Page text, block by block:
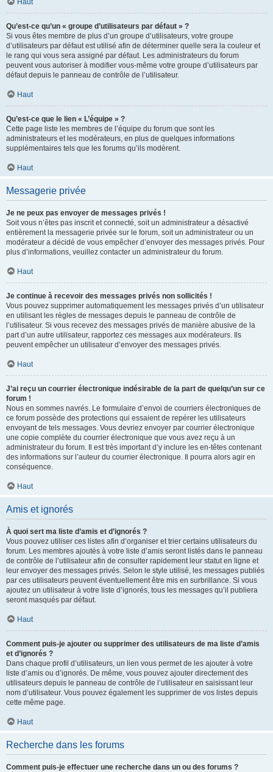
Haut
Qu’est-ce qu’un « groupe d’utilisateurs par défaut » ?
Si vous êtes membre de plus d’un groupe d’utilisateurs, votre groupe
d’utilisateurs par défaut est utilisé afin de déterminer quelle sera la couleur et
le rang qui vous sera assigné par défaut. Les administrateurs du forum
peuvent vous autoriser à modifier vous-même votre groupe d’utilisateurs par
défaut depuis le panneau de contrôle de l’utilisateur.
Haut
Qu’est-ce que le lien « L’équipe » ?
Cette page liste les membres de l’équipe du forum que sont les
administrateurs et les modérateurs, en plus de quelques informations
supplémentaires tels que les forums qu’ils modèrent.
Haut
Messagerie privée
Je ne peux pas envoyer de messages privés !
Soit vous n’êtes pas inscrit et connecté, soit un administrateur a désactivé
entièrement la messagerie privée sur le forum, soit un administrateur ou un
modérateur a décidé de vous empêcher d’envoyer des messages privés. Pour
plus d’informations, veuillez contacter un administrateur du forum.
Haut
Je continue à recevoir des messages privés non sollicités !
Vous pouvez supprimer automatiquement les messages privés d’un utilisateur
en utilisant les règles de messages depuis le panneau de contrôle de
l’utilisateur. Si vous recevez des messages privés de manière abusive de la
part d’un autre utilisateur, rapportez ces messages aux modérateurs. Ils
peuvent empêcher un utilisateur d’envoyer des messages privés.
Haut
J’ai reçu un courrier électronique indésirable de la part de quelqu’un sur ce
forum !
Nous en sommes navrés. Le formulaire d’envoi de courriers électroniques de
ce forum possède des protections qui essaient de repérer les utilisateurs
envoyant de tels messages. Vous devriez envoyer par courrier électronique
une copie complète du courrier électronique que vous avez reçu à un
administrateur du forum. Il est très important d’y inclure les en-têtes contenant
des informations sur l’auteur du courrier électronique. Il pourra alors agir en
conséquence.
Haut
Amis et ignorés
À quoi sert ma liste d’amis et d’ignorés ?
Vous pouvez utiliser ces listes afin d’organiser et trier certains utilisateurs du
forum. Les membres ajoutés à votre liste d’amis seront listés dans le panneau
de contrôle de l’utilisateur afin de consulter rapidement leur statut en ligne et
leur envoyer des messages privés. Selon le style utilisé, les messages publiés
par ces utilisateurs peuvent éventuellement être mis en surbrillance. Si vous
ajoutez un utilisateur à votre liste d’ignorés, tous les messages qu’il publiera
seront masqués par défaut.
Haut
Comment puis-je ajouter ou supprimer des utilisateurs de ma liste d’amis
et d’ignorés ?
Dans chaque profil d’utilisateurs, un lien vous permet de les ajouter à votre
liste d’amis ou d’ignorés. De même, vous pouvez ajouter directement des
utilisateurs depuis le panneau de contrôle de l’utilisateur en saisissant leur
nom d’utilisateur. Vous pouvez également les supprimer de vos listes depuis
cette même page.
Haut
Recherche dans les forums
Comment puis-je effectuer une recherche dans un ou des forums ?